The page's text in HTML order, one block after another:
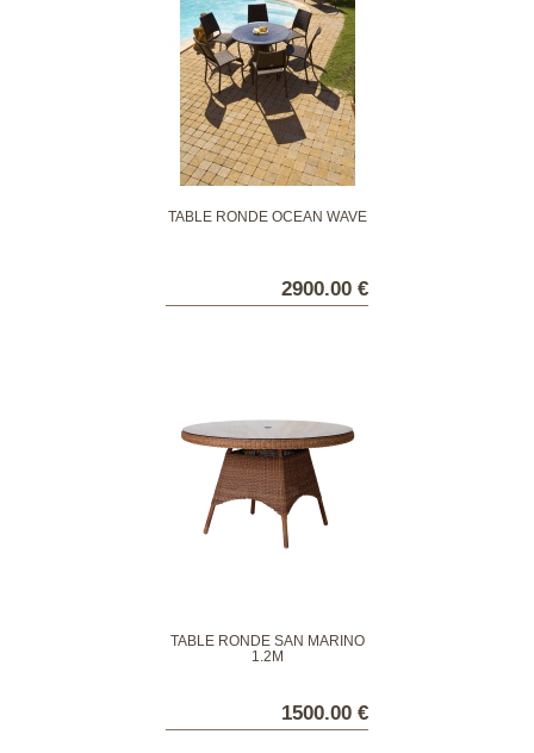
TABLE RONDE OCEAN WAVE
2900.00 €
TABLE RONDE SAN MARINO
1.2M
1500.00 €